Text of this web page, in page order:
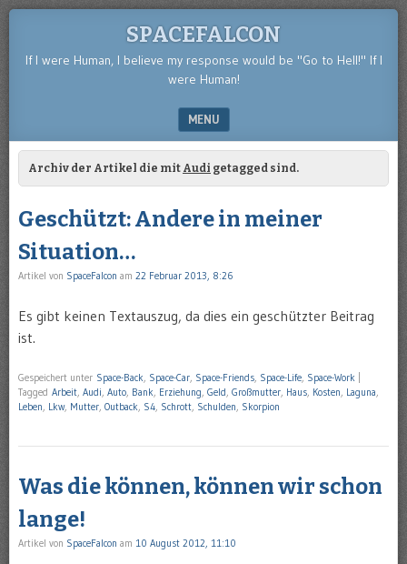
SPACEFALCON
If I were Human, I believe my response would be "Go to Hell!" If I
were Human!
MENU
SKIP TO CONTENT
Archiv der Artikel die mit Audi getagged sind.
Geschützt: Andere in meiner
Situation…
Artikel von SpaceFalcon am 22 Februar 2013, 8:26
Es gibt keinen Textauszug, da dies ein geschützter Beitrag
ist.
Gespeichert unter Space-Back, Space-Car, Space-Friends, Space-Life, Space-Work
Tagged Arbeit, Audi, Auto, Bank, Erziehung, Geld, Großmutter, Haus, Kosten, Laguna,
Leben, Lkw, Mutter, Outback, S4, Schrott, Schulden, Skorpion
Was die können, können wir schon
lange!
Artikel von SpaceFalcon am 10 August 2012, 11:10